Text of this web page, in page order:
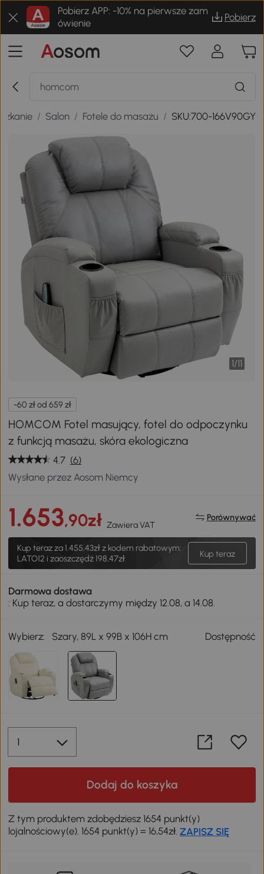
Pobierz APP: -10% na pierwsze zam
ówienie
Pobierz
/ Salon / Fotele do masażu / SKU:700-166V90GY
1/11
-60 zł od 659 zł
HOMCOM Fotel masujący, fotel do odpoczynku
z funkcją masażu, skóra ekologiczna
4.7 (6)
Wysłane przez Aosom Niemcy
1.653,90zł Zawiera VAT
Porównywać
Kup teraz za1.455,43złz kodem rabatowym:
LATO12 i zaoszczędź 198,47zł
Kup teraz
Darmowa dostawa
: Kup teraz, a dostarczymy między 12.08, a 14.08.
Wybierz: Szary, 89L x 99B x 106H cm Dostępność
Dodaj do koszyka
Z tym produktem zdobędziesz 1654 punkt(y)
lojalnościowy(e). 1654 punkt(y) = 16,54zł.ZAPISZ SIĘ